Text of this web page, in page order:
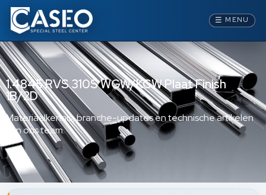
☰ MENU
1.4845 RVS 310S WGW/KGW Plaat Finish
1B/2D
Materiaalkennis, branche-updates en technische artikelen
van ons team.